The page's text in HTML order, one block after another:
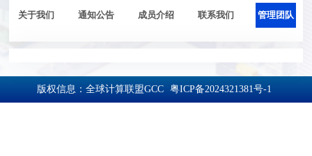
关于我们 通知公告 成员介绍 联系我们 管理团队
版权信息：全球计算联盟GCC 粤ICP备2024321381号-1